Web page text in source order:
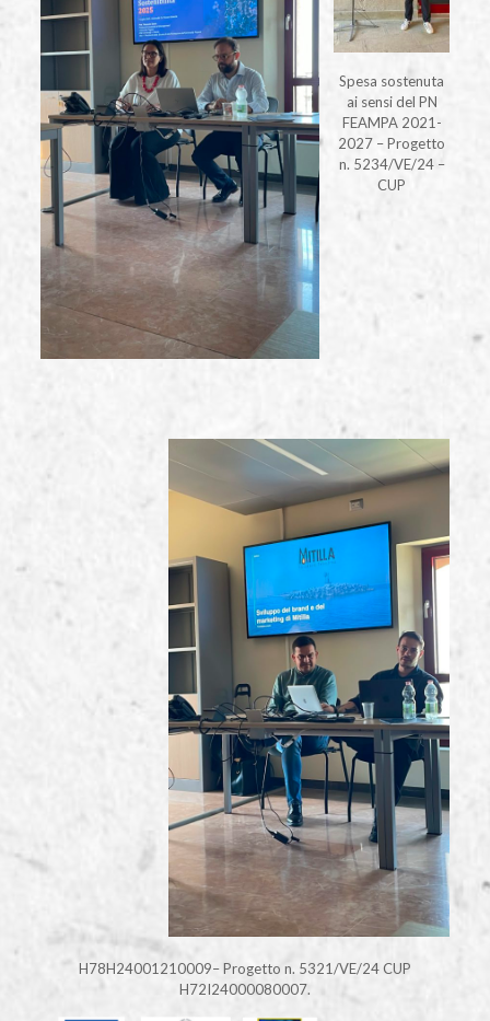
Spesa sostenuta
ai sensi del PN
FEAMPA 2021-
2027 – Progetto
n. 5234/VE/24 –
CUP
H78H24001210009– Progetto n. 5321/VE/24 CUP
H72I24000080007.